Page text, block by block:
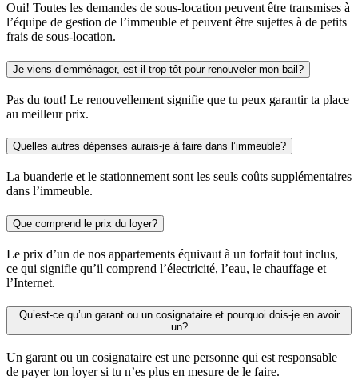
Oui! Toutes les demandes de sous-location peuvent être transmises à
l’équipe de gestion de l’immeuble et peuvent être sujettes à de petits
frais de sous-location.
Je viens d’emménager, est-il trop tôt pour renouveler mon bail?
Pas du tout! Le renouvellement signifie que tu peux garantir ta place
au meilleur prix.
Quelles autres dépenses aurais-je à faire dans l’immeuble?
La buanderie et le stationnement sont les seuls coûts supplémentaires
dans l’immeuble.
Que comprend le prix du loyer?
Le prix d’un de nos appartements équivaut à un forfait tout inclus,
ce qui signifie qu’il comprend l’électricité, l’eau, le chauffage et
l’Internet.
Qu’est-ce qu’un garant ou un cosignataire et pourquoi dois-je en avoir
un?
Un garant ou un cosignataire est une personne qui est responsable
de payer ton loyer si tu n’es plus en mesure de le faire.